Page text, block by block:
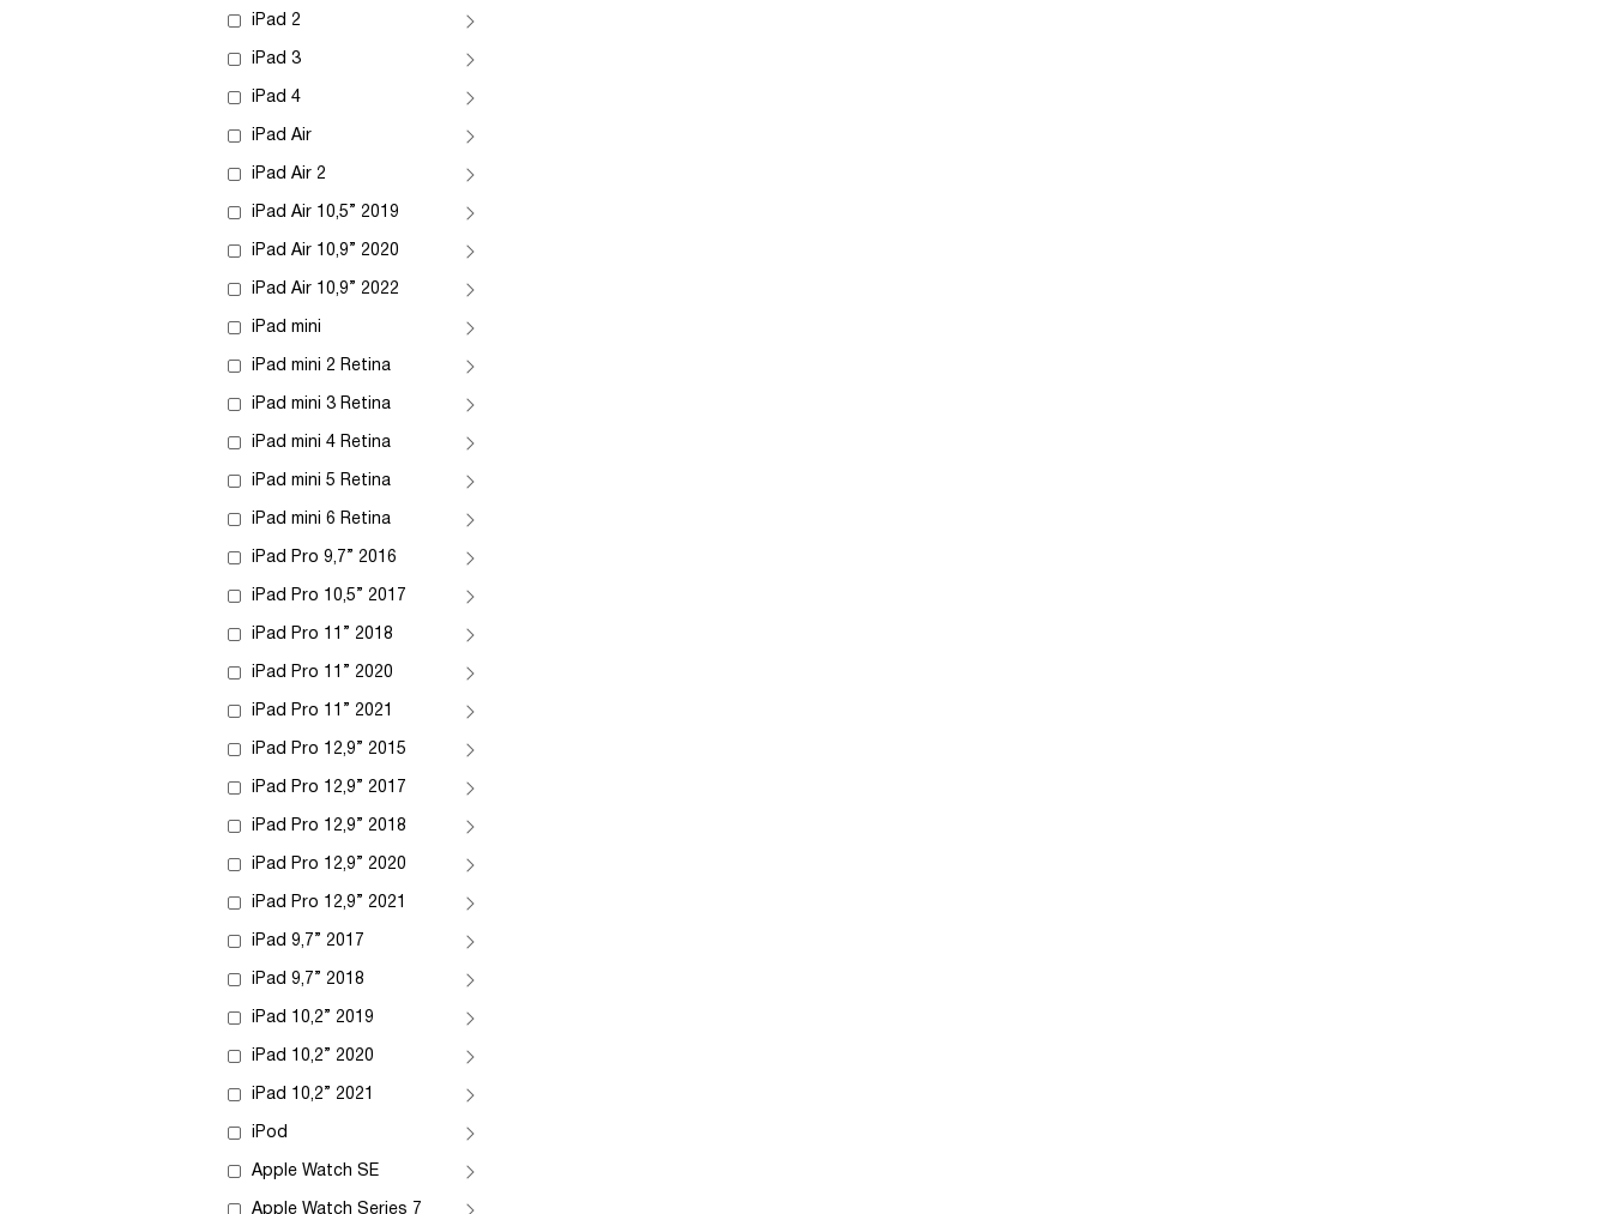
iPad 2
iPad 3
iPad 4
iPad Air
iPad Air 2
iPad Air 10,5” 2019
iPad Air 10,9” 2020
iPad Air 10,9” 2022
iPad mini
iPad mini 2 Retina
iPad mini 3 Retina
iPad mini 4 Retina
iPad mini 5 Retina
iPad mini 6 Retina
iPad Pro 9,7” 2016
iPad Pro 10,5” 2017
iPad Pro 11” 2018
iPad Pro 11” 2020
iPad Pro 11” 2021
iPad Pro 12,9” 2015
iPad Pro 12,9” 2017
iPad Pro 12,9” 2018
iPad Pro 12,9” 2020
iPad Pro 12,9” 2021
iPad 9,7” 2017
iPad 9,7” 2018
iPad 10,2” 2019
iPad 10,2” 2020
iPad 10,2” 2021
iPod
Apple Watch SE
Apple Watch Series 7